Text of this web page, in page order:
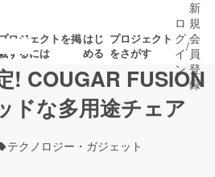
ロジェクトを掲
するには
はじ
める
プロジェクト
をさがす
ロジェクト
ロ
グ
イ
ン
/
新
規
会
員
登
録
! COUGAR FUSION
ドな多用途チェア
テクノロジー・ガジェット